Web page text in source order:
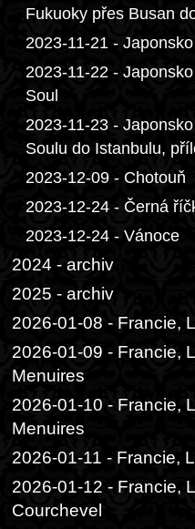
Fukuoky přes Busan
2023-11-21 -
2023-11-22 -
Soul
2023-11-23 -
Soulu do Istanbulu,
2023-12-09 - Chotouň
2023-12-24 - Černá
2023-12-24 - Vánoce
2024 - archiv
2025 - archiv
2026-01-08 - Francie,
2026-01-09 - Francie,
Menuires
2026-01-10 - Francie,
Menuires
2026-01-11 - Francie,
2026-01-12 - Francie,
Courchevel